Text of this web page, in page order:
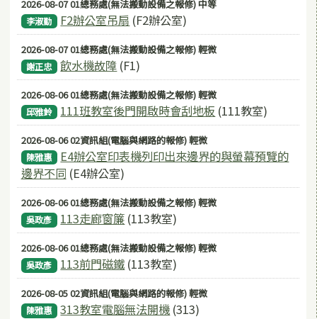
2026-08-07 01總務處(無法搬動設備之報修) 中等
李淑勤 F2辦公室吊扇 (F2辦公室)
2026-08-07 01總務處(無法搬動設備之報修) 輕微
謝正忠 飲水機故障 (F1)
2026-08-06 01總務處(無法搬動設備之報修) 輕微
邱雅鈴 111班教室後門開啟時會刮地板 (111教室)
2026-08-06 02資訊組(電腦與網路的報修) 輕微
陳雅惠
E4辦公室印表機列印出來邊界的與螢幕預覽的
邊界不同 (E4辦公室)
2026-08-06 01總務處(無法搬動設備之報修) 輕微
吳政彥 113走廊窗簾 (113教室)
2026-08-06 01總務處(無法搬動設備之報修) 輕微
吳政彥 113前門磁鐵 (113教室)
2026-08-05 02資訊組(電腦與網路的報修) 輕微
陳雅惠 313教室電腦無法開機 (313)